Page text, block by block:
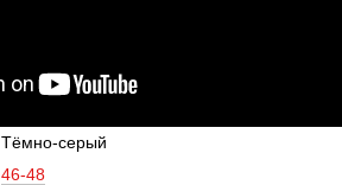
Тёмно-серый
46-48